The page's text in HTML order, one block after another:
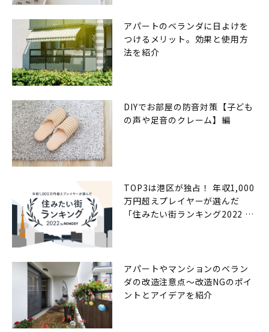
アパートのベランダに日よけを
つけるメリット。効果と使用方
法を紹介
DIYでお部屋の防音対策【子ども
の声や足音のクレーム】編
TOP3は港区が独占！ 年収1,000
万円超えプレイヤーが選んだ
「住みたい街ランキング2022 by
アパートやマンションのベラン
ダの改造注意点〜改造NGのポイ
ントとアイデアを紹介